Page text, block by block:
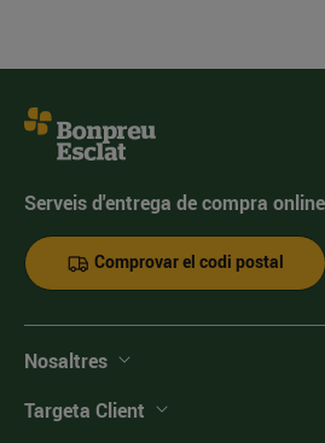
Serveis d'entrega de compra online
Comprovar el codi postal
Nosaltres
Targeta Client